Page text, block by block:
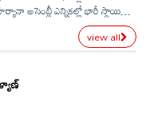
అసెంబ్లీ ఎన్నికల్లో భారీ స్థాయిలో
“ఈ ఆరోపణలు నేను 100
హర్యానాలో ప్రతి ఎనిమిది ఓట్లలో ఒకటి
view all